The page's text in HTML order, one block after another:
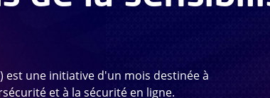
est une initiative d'un mois destinée à
et à la sécurité en ligne.